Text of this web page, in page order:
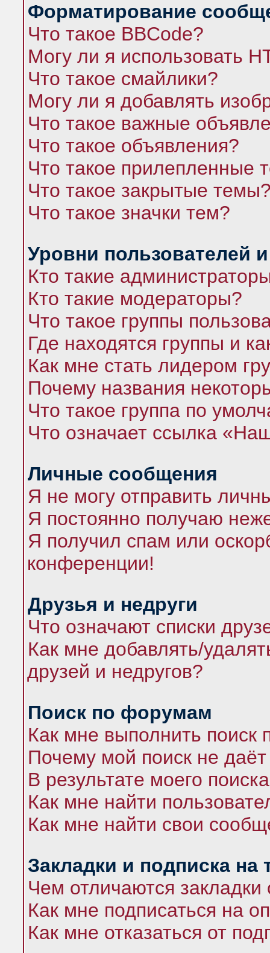
Форматирование
Что такое BBCode?
Могу ли я использовать
Что такое смайлики?
Могу ли я добавлять
Что такое важные
Что такое объявления?
Что такое прилепленные
Что такое закрытые
Что такое значки тем?
Уровни пользователей
Кто такие
Кто такие модераторы?
Что такое группы
Где находятся группы и
Как мне стать лидером
Почему названия
Что такое группа по
Что означает ссылка
Личные сообщения
Я не могу отправить
Я постоянно получаю
Я получил спам или
конференции!
Друзья и недруги
Что означают списки
Как мне добавлять/
друзей и недругов?
Поиск по форумам
Как мне выполнить
Почему мой поиск не даёт
В результате моего
Как мне найти
Как мне найти свои
Закладки и подписка на
Чем отличаются закладки
Как мне подписаться на
Как мне отказаться от